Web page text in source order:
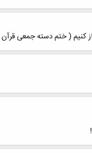
کنیم ( ختم دسته جمعی